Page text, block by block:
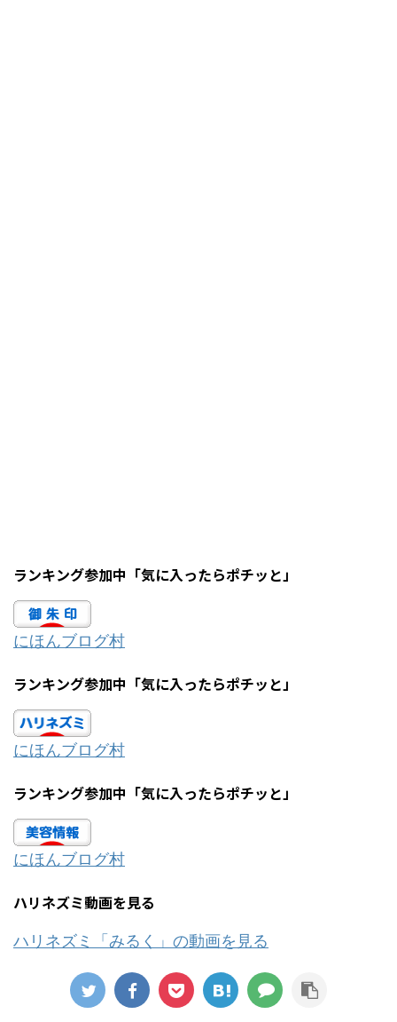
ランキング参加中「気に入ったらポチッと」
にほんブログ村
ランキング参加中「気に入ったらポチッと」
にほんブログ村
ランキング参加中「気に入ったらポチッと」
にほんブログ村
ハリネズミ動画を見る
ハリネズミ「みるく」の動画を見る